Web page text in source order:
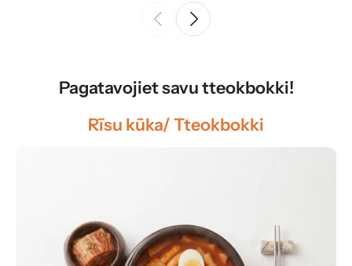
Pagatavojiet savu tteokbokki!
Rīsu kūka/ Tteokbokki